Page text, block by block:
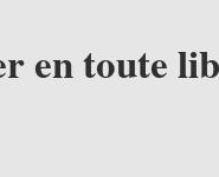
en toute